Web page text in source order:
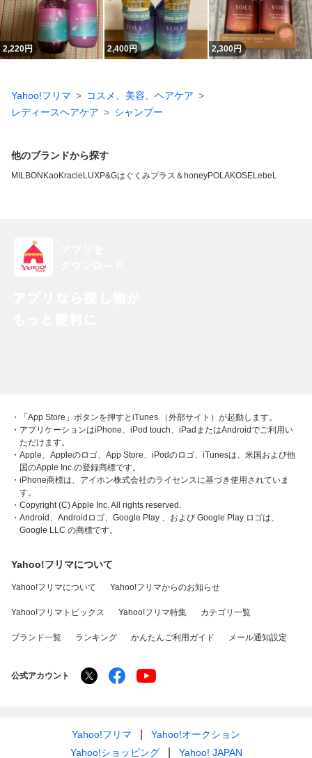
2,220円 2,400円 2,300円
Yahoo!フリマ
コスメ、美容、ヘアケア
レディースヘアケア
シャンプー
他のブランドから探す
MILBON KaoKracie LUXP&Gはぐくみプラス ＆honeyPOLAKOSELebeL
・「App Store」ボタンを押すとiTunes （外部サイト）が起動します。
・アプリケーションはiPhone、iPod touch、iPadまたはAndroidでご利用い
ただけます。
・Apple、Appleのロゴ、App Store、iPodのロゴ、iTunesは、米国および他
国のApple Inc.の登録商標です。
・iPhone商標は、アイホン株式会社のライセンスに基づき使用されていま
す。
・Copyright (C) Apple Inc. All rights reserved.
・Android、Androidロゴ、Google Play 、および Google Play ロゴは、
Google LLC の商標です。
Yahoo!フリマについて
Yahoo!フリマについて Yahoo!フリマからのお知らせ
Yahoo!フリマトピックス Yahoo!フリマ特集 カテゴリ一覧
ブランド一覧 ランキング かんたんご利用ガイド メール通知設定
公式アカウント
Yahoo!フリマ
Yahoo!オークション
Yahoo!ショッピング
Yahoo! JAPAN